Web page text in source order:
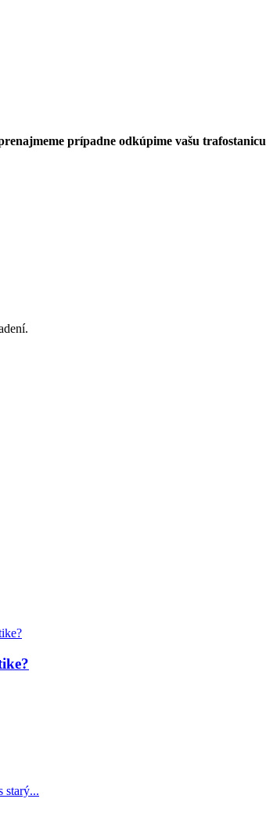
prípadne odkúpime vašu trafostanicu
starý...